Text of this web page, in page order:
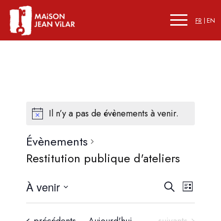
FR EN
Il n’y a pas de évènements à venir.
Évènements
Restitution publique d'ateliers
et
Recherche
Liste
À venir
Sélectionnez